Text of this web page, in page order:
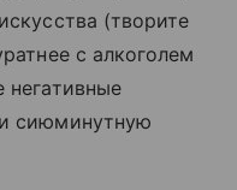
(творите
с алкоголем
негативные
сиюминутную